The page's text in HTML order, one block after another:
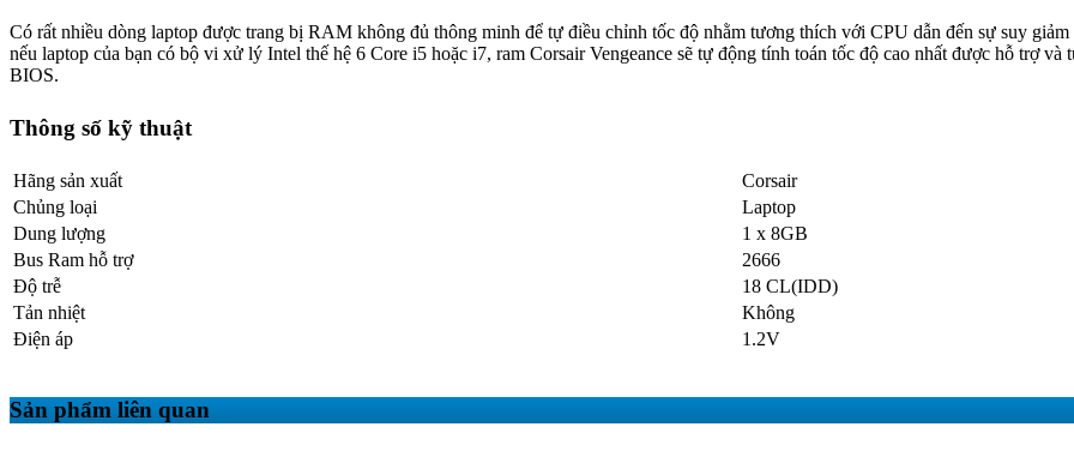
Có rất nhiều dòng laptop được trang bị RAM không đủ thông minh để tự điều chỉnh tốc độ nhằm tương thích với CPU dẫn đến sự suy
nếu laptop của bạn có bộ vi xử lý Intel thế hệ 6 Core i5 hoặc i7, ram Corsair Vengeance sẽ tự động tính toán tốc độ cao nhất được hỗ trợ
BIOS.
Thông số kỹ thuật
Hãng sản xuất
Corsair
Chủng loại
Laptop
Dung lượng
1 x 8GB
Bus Ram hỗ trợ
2666
Độ trễ
18 CL(IDD)
Tản nhiệt
Không
Điện áp
1.2V
Sản phẩm liên quan